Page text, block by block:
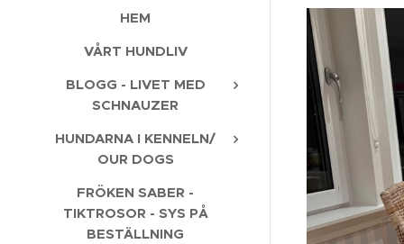
HEM
VÅRT HUNDLIV
BLOGG - LIVET MED
SCHNAUZER
HUNDARNA I KENNELN/
OUR DOGS
FRÖKEN SABER -
TIKTROSOR - SYS PÅ
BESTÄLLNING